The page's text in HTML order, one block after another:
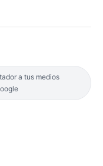
a tus medios